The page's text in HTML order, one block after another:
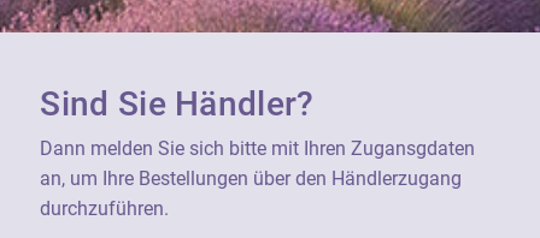
Sind Sie Händler?
Dann melden Sie sich bitte mit Ihren Zugansgdaten
an, um Ihre Bestellungen über den Händlerzugang
durchzuführen.